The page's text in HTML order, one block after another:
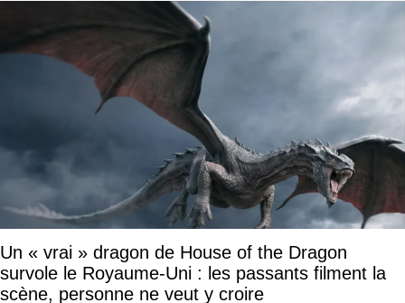
Un « vrai » dragon de House of the Dragon
survole le Royaume-Uni : les passants filment la
scène, personne ne veut y croire